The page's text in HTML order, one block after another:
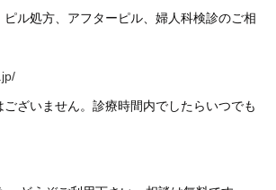
ル処方、アフターピル、婦人科検診のご相
ございません。診療時間内でしたらいつでも